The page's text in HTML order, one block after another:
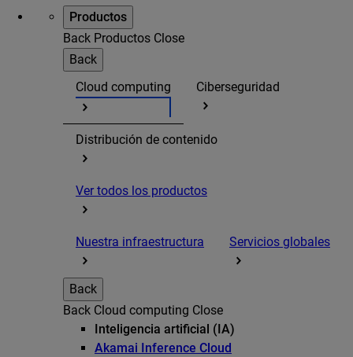
Productos
Back Productos Close
Back
Cloud computing
Ciberseguridad
Distribución de contenido
Ver todos los productos
Nuestra infraestructura Servicios globales
Back
Back Cloud computing Close
Inteligencia artificial (IA)
Akamai Inference Cloud